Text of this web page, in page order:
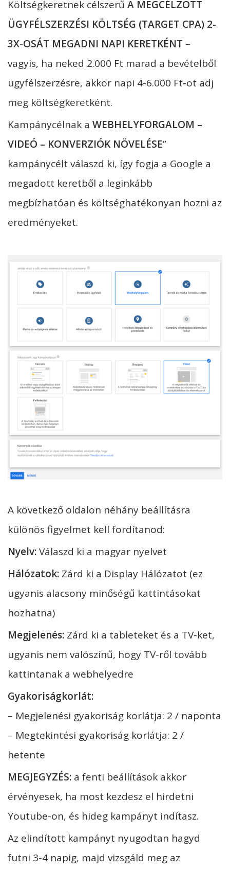
Költségkeretnek célszerű A MEGCÉLZOTT
ÜGYFÉLSZERZÉSI KÖLTSÉG (TARGET CPA) 2-
3X-OSÁT MEGADNI NAPI KERETKÉNT –
vagyis, ha neked 2.000 Ft marad a bevételből
ügyfélszerzésre, akkor napi 4-6.000 Ft-ot adj
meg költségkeretként.
Kampánycélnak a WEBHELYFORGALOM –
VIDEÓ – KONVERZIÓK NÖVELÉSE”
kampánycélt válaszd ki, így fogja a Google a
megadott keretből a leginkább
megbízhatóan és költséghatékonyan hozni az
eredményeket.
A következő oldalon néhány beállításra
különös figyelmet kell fordítanod:
Nyelv:Válaszd ki a magyar nyelvet
Hálózatok: Zárd ki a Display Hálózatot (ez
ugyanis alacsony minőségű kattintásokat
hozhatna)
Megjelenés: Zárd ki a tableteket és a TV-ket,
ugyanis nem valószínű, hogy TV-ről tovább
kattintanak a webhelyedre
Gyakoriságkorlát:
– Megjelenési gyakoriság korlátja: 2 / naponta
– Megtekintési gyakoriság korlátja: 2 /
hetente
MEGJEGYZÉS: a fenti beállítások akkor
érvényesek, ha most kezdesz el hirdetni
Youtube-on, és hideg kampányt indítasz.
Az elindított kampányt nyugodtan hagyd
futni 3-4 napig, majd vizsgáld meg az